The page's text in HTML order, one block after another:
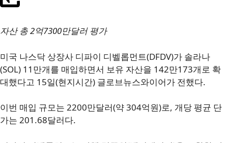
자산 총 2억7300만달러 평가
미국 나스닥 상장사 디파이 디벨롭먼트(DFDV)가 솔라나
(SOL) 11만개를 매입하면서 보유 자산을 142만173개로 확
대했다고 15일(현지시간) 글로브뉴스와이어가 전했다.
이번 매입 규모는 2200만달러(약 304억원)로, 개당 평균 단
가는 201.68달러다.